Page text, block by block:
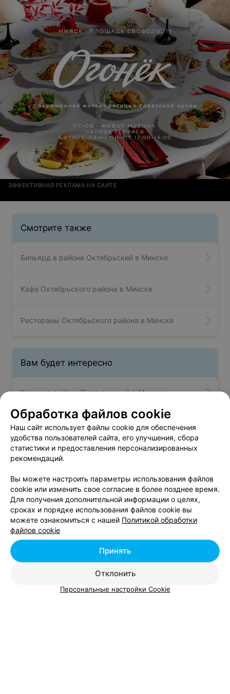
ЭФФЕКТИВНАЯ РЕКЛАМА НА САЙТЕ
Смотрите также
Бильярд в районе Октябрьский в Минске
Кафе Октябрьского района в Минске
Рестораны Октябрьского района в Минске
Вам будет интересно
Казино в районе Партизанский в Минске
Казино в районе Первомайский в Минске
Казино в районе Фрунзенский в Минске
Добавить компанию
Добавить специалиста
Обработка файлов cookie
Наш сайт использует файлы cookie для обеспечения
удобства пользователей сайта, его улучшения, сбора
статистики и предоставления персонализированных
рекомендаций.
Вы можете настроить параметры использования файлов
cookie или изменить свое согласие в более позднее время.
Для получения дополнительной информации о целях,
сроках и порядке использования файлов cookie вы
можете ознакомиться с нашей Политикой обработки
файлов cookie
Отклонить
Принять
Персональные настройки Cookie